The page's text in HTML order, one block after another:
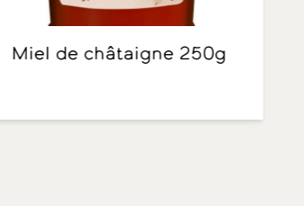
Miel de châtaigne 250g